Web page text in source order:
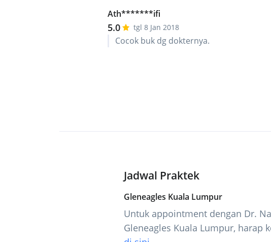
Ath*******ifi
5.0 tgl 8 Jan 2018
Cocok buk dg dokternya.
Jadwal Praktek
Gleneagles Kuala Lumpur
Untuk appointment dengan Dr.
Gleneagles Kuala Lumpur, harap